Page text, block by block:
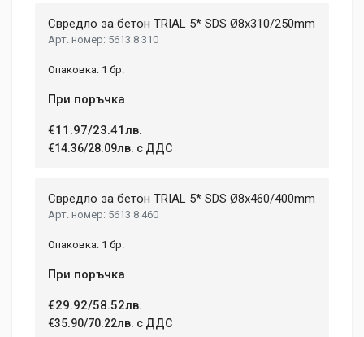
Свредло за бетон TRIAL 5* SDS Ø8x310/250mm
5613 8 310
1 бр.
При поръчка
€11.97/23.41лв.
€14.36/28.09лв. с ДДС
Свредло за бетон TRIAL 5* SDS Ø8x460/400mm
5613 8 460
1 бр.
При поръчка
€29.92/58.52лв.
€35.90/70.22лв. с ДДС